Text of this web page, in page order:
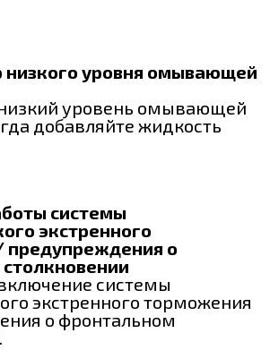
низкого уровня омывающей
уровень омывающей
добавляйте жидкость
системы
экстренного
о
системы
экстренного торможения
о фронтальном